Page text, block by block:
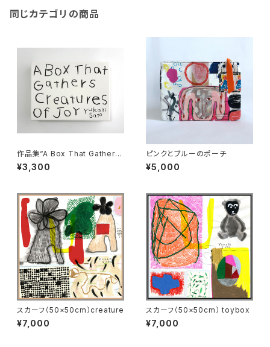
同じカテゴリの商品
作品集“A Box That Gathers
Creatures Of Joy”
¥3,300
ピンクとブルーのポーチ
¥5,000
スカーフ（50×50cm）creature
¥7,000
スカーフ（50×50cm） toybox
¥7,000